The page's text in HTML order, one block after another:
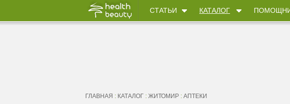
СТАТЬИ КАТАЛОГ
ГЛАВНАЯ : КАТАЛОГ : ЖИТОМИР : АПТЕКИ